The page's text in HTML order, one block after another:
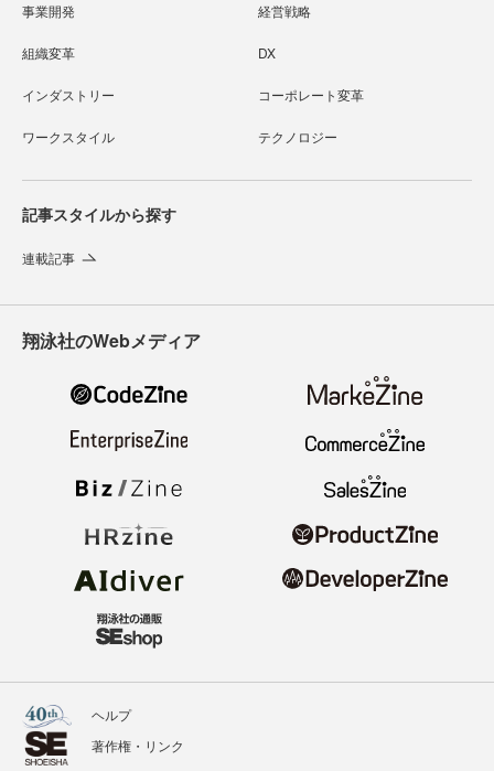
事業開発 経営戦略
組織変革 DX
インダストリー コーポレート変革
ワークスタイル テクノロジー
記事スタイルから探す
連載記事
翔泳社のWebメディア
ヘルプ
著作権・リンク